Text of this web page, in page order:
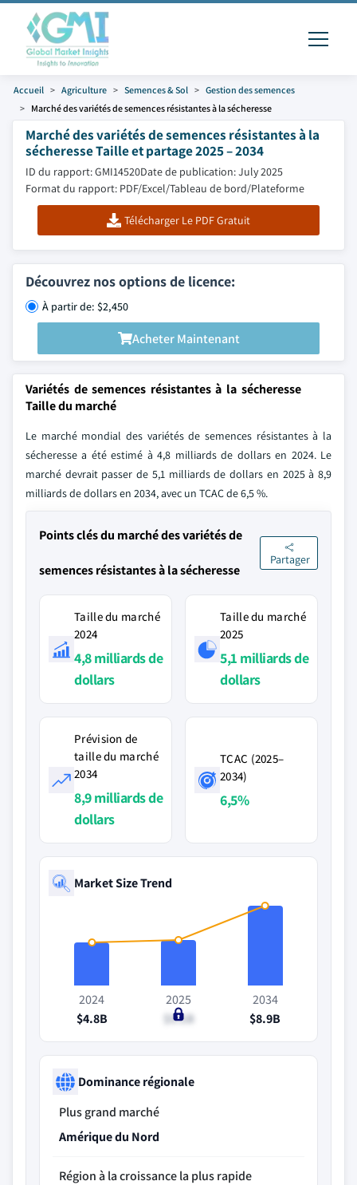
Accueil Agriculture Semences & Sol
Gestion des semences
Marché des variétés de semences résistantes à la sécheresse
Marché des variétés de semences résistantes à la
sécheresse Taille et partage 2025 – 2034
ID du rapport: GMI14520Date de publication: July 2025
Format du rapport: PDF/Excel/Tableau de bord/Plateforme
Télécharger Le PDF Gratuit
Découvrez nos options de licence:
À partir de: $2,450
Acheter Maintenant
Variétés de semences résistantes à la sécheresse
Taille du marché
Le marché mondial des variétés de semences résistantes à la
sécheresse a été estimé à 4,8 milliards de dollars en 2024. Le
marché devrait passer de 5,1 milliards de dollars en 2025 à 8,9
milliards de dollars en 2034, avec un TCAC de 6,5 %.
Points clés du marché des variétés de
semences résistantes à la sécheresse
Partager
Taille du marché
2024
4,8 milliards de
dollars
Taille du marché
2025
5,1 milliards de
dollars
Prévision de
taille du marché
2034
8,9 milliards de
dollars
TCAC (2025–
2034)
6,5%
Market Size Trend
2024
$4.8B
2025
$5.1B
2034
$8.9B
Dominance régionale
Plus grand marché
Amérique du Nord
Région à la croissance la plus rapide